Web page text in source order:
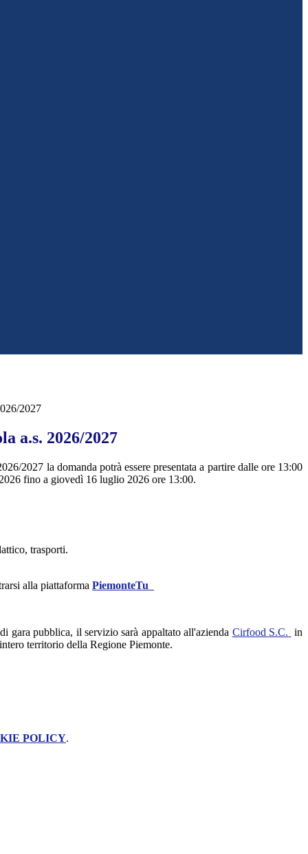
2027
a.s. 2026/2027
2027 la domanda potrà essere presentataa partire dalle ore 13:00
fino a giovedì 16 luglio 2026 ore 13:00.
trasporti.
alla piattaforma PiemonteTu
gara pubblica, il servizio sarà appaltato all'azienda Cirfood S.C. in
territorio della Regione Piemonte.
POLICY.